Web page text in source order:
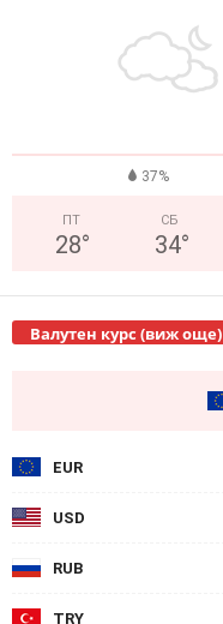
37%
ПТ
28°
СБ
34°
Валутен курс (виж още)
EUR
USD
RUB
TRY